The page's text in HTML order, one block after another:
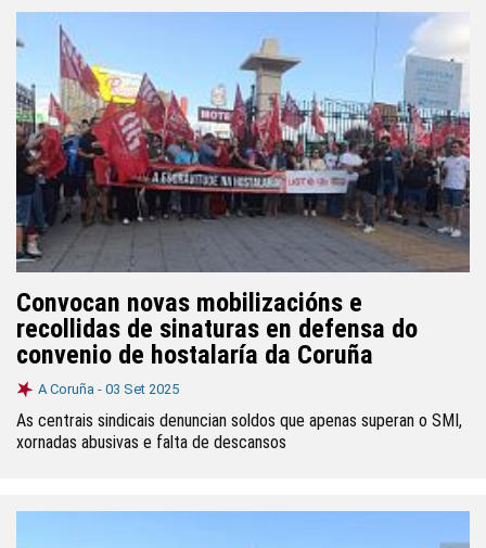
Convocan novas mobilizacións e
recollidas de sinaturas en defensa do
convenio de hostalaría da Coruña
A Coruña - 03 Set 2025
As centrais sindicais denuncian soldos que apenas superan o SMI,
xornadas abusivas e falta de descansos